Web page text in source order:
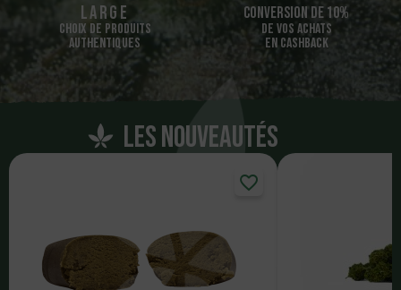
Large
CHOIX DE PRODUITS
AUTHENTIQUES
Conversion de 10%
DE VOS ACHATS
EN CASHBACK
Les nouveautés
favorite_border